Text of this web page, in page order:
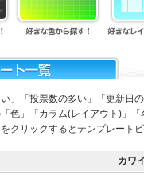
」「投票数の多い」「更新日
色」「カラム(レイアウト)」
クリックするとテンプレート
カワ